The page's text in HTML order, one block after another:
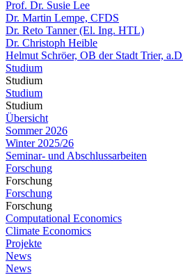
Prof. Dr. Susie Lee
Dr. Martin Lempe, CFDS
Dr. Reto Tanner (El. Ing. HTL)
Dr. Christoph Heible
Helmut Schröer, OB der Stadt Trier,
Studium
Studium
Studium
Studium
Übersicht
Sommer 2026
Winter 2025/26
Seminar- und Abschlussarbeiten
Forschung
Forschung
Forschung
Forschung
Computational Economics
Climate Economics
Projekte
News
News